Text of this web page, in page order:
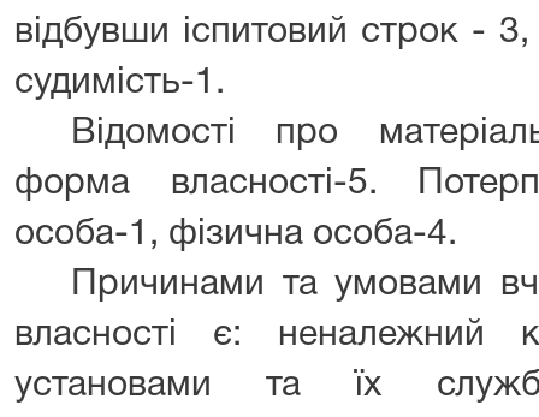
відбувши іспитовий строк -
судимість-1.
Відомості про
форма власності-5.
особа-1, фізична особа-4.
Причинами та умовами
власності є: неналежний
установами та їх